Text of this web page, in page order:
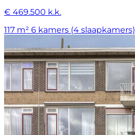
€ 469.500 k.k.
117 m² 6 kamers (4 slaapkamers)